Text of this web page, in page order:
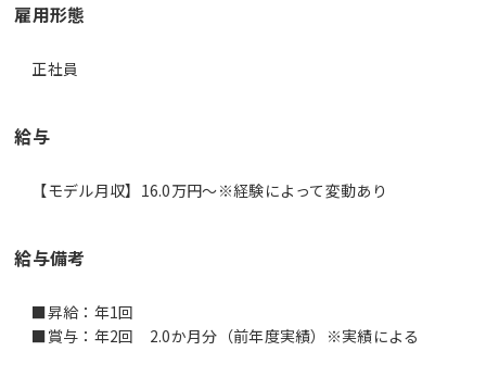
雇用形態
正社員
給与
【モデル月収】16.0万円〜※経験によって変動あり
給与備考
■昇給：年1回
■賞与：年2回 2.0か月分（前年度実績）※実績による